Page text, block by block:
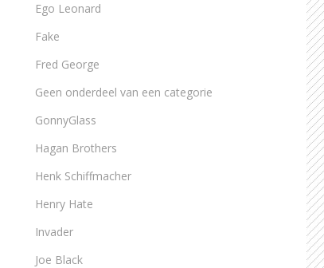
Ego Leonard
Fake
Fred George
Geen onderdeel van een categorie
GonnyGlass
Hagan Brothers
Henk Schiffmacher
Henry Hate
Invader
Joe Black